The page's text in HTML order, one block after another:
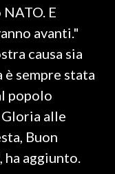
E
avanti."
causa sia
sempre stata
popolo
alle
Buon
aggiunto.